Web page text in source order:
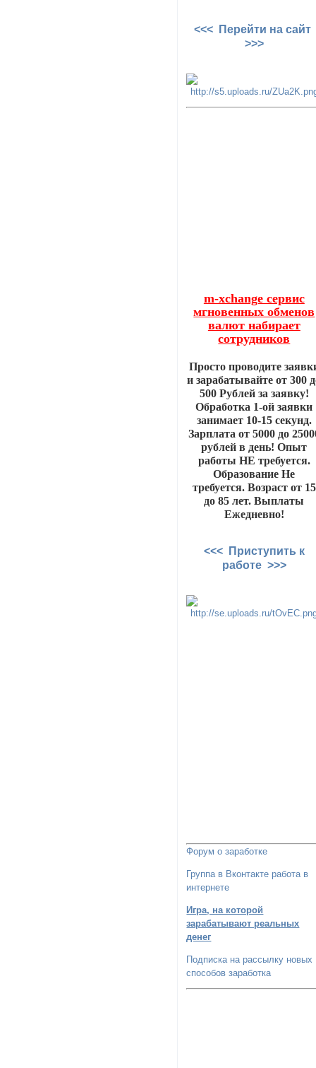
<<< Перейти на сайт
>>>
m-xchange сервис
мгновенных обменов
валют набирает
сотрудников
Просто проводите
и зарабатывайте от 300
500 Рублей за заявку!
Обработка 1-ой заявки
занимает 10-15 секунд.
Зарплата от 5000 до
рублей в день! Опыт
работы НЕ требуется.
Образование Не
требуется. Возраст от 15
до 85 лет. Выплаты
Ежедневно!
<<< Приступить к
работе >>>
Форум о заработке
Группа в Вконтакте работа в
интернете
Игра, на которой
зарабатывают реальных
денег
Подписка на рассылку новых
способов заработка